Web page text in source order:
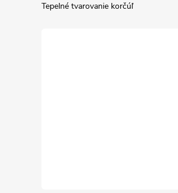
Tepelné tvarovanie korčúľ